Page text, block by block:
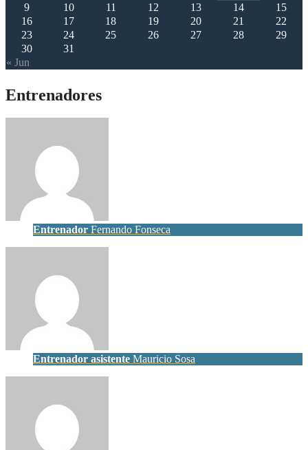
« Jun
9
10 11 12 13 14
15
16
17 18 19 20 21
22
23
24 25 26 27 28
29
30
31
Entrenadores
Entrenador Fernando Fonseca
Entrenador asistente Mauricio Sosa